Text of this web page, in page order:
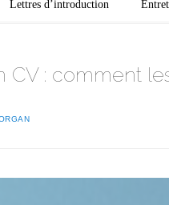
Lettres d’introduction
CV : comment